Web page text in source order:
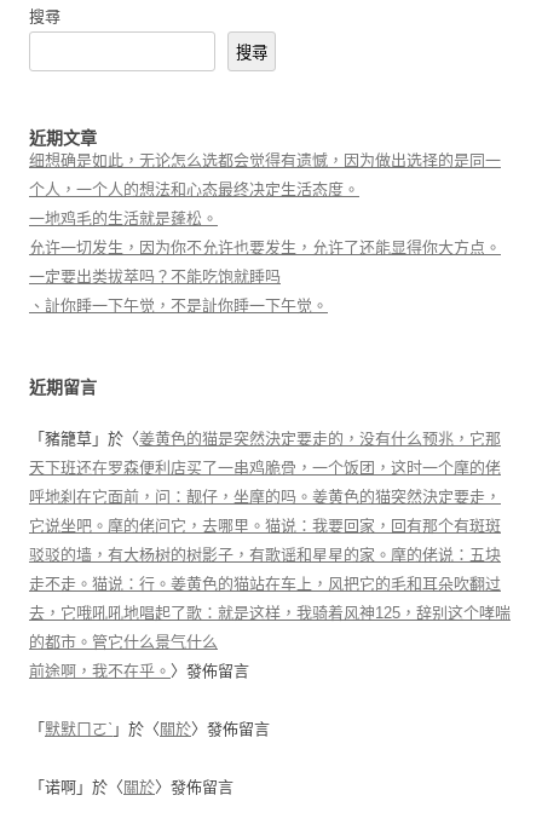
搜尋
搜尋
近期文章
细想确是如此，无论怎么选都会觉得有遗憾，因为做出选择的是同一
个人，一个人的想法和心态最终决定生活态度。
一地鸡毛的生活就是蓬松。
允许一切发生，因为你不允许也要发生，允许了还能显得你大方点。
一定要出类拔萃吗？不能吃饱就睡吗
、訨你睡一下午觉，不是訨你睡一下午觉。
近期留言
「 豬籠草 」於〈姜黄色的猫是突然決定要走的，没有什么预兆，它那
天下班还在罗森便利店买了一串鸡脆骨，一个饭团，这时一个摩的佬
呼地刹在它面前，问：靓仔，坐摩的吗。姜黄色的猫突然決定要走，
它说坐吧。摩的佬问它，去哪里。猫说：我要回家，回有那个有斑斑
驳驳的墙，有大杨树的树影子，有歌谣和星星的家。摩的佬说：五块
走不走。猫说：行。姜黄色的猫站在车上，风把它的毛和耳朵吹翻过
去，它哦吼吼地唱起了歌：就是这样，我骑着风神125，辞别这个哮喘
的都市。管它什么景气什么
前途啊，我不在乎。 〉發佈留言
「 默默ㄇㄛˋ 」於〈 關於〉發佈留言
「 诺啊 」於〈 關於〉發佈留言